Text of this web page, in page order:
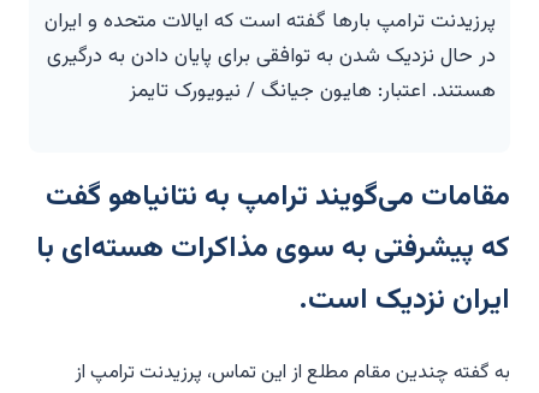
پرزیدنت ترامپ بارها گفته است که ایالات متحده و ایران
در حال نزدیک شدن به توافقی برای پایان دادن به درگیری
هستند. اعتبار: هایون جیانگ / نیویورک تایمز
مقامات می‌گویند ترامپ به نتانیاهو گفت
که پیشرفتی به سوی مذاکرات هسته‌ای با
ایران نزدیک است.
به گفته چندین مقام مطلع از این تماس، پرزیدنت ترامپ از